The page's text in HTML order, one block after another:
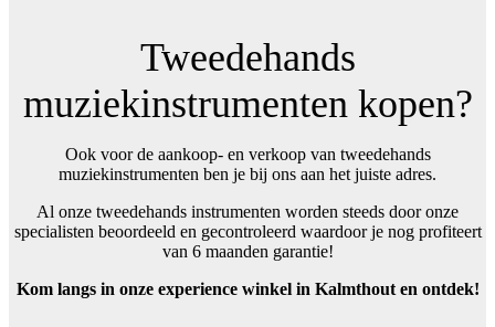
Tweedehands
muziekinstrumenten kopen?
Ook voor de aankoop- en verkoop van tweedehands
muziekinstrumenten ben je bij ons aan het juiste adres.
Al onze tweedehands instrumenten worden steeds door onze
specialisten beoordeeld en gecontroleerd waardoor je nog profiteert
van 6 maanden garantie!
Kom langs in onze experience winkel in Kalmthout en ontdek!